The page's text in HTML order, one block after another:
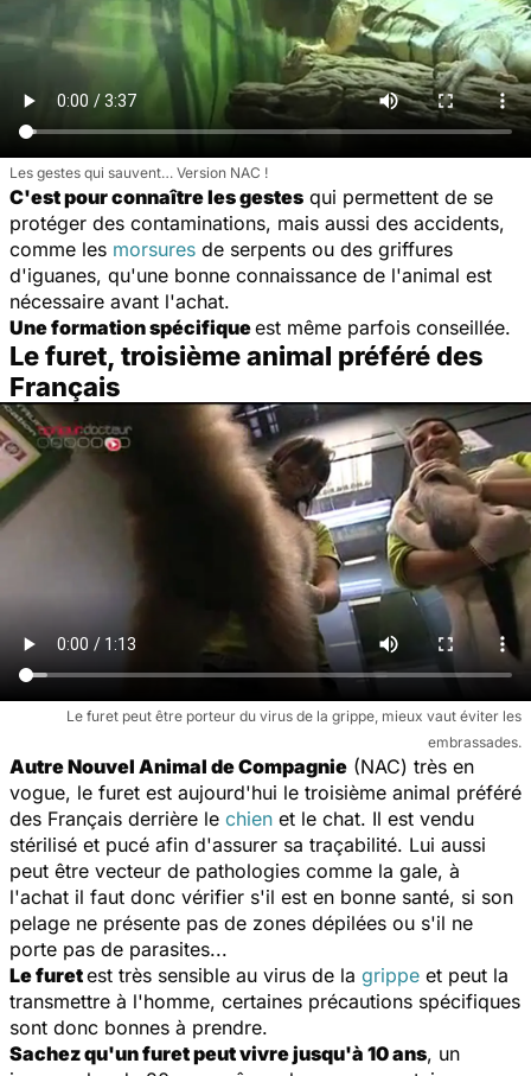
Les gestes qui sauvent… Version NAC !
C'est pour connaître les gestes qui permettent de se
protéger des contaminations, mais aussi des accidents,
comme les morsures de serpents ou des griffures
d'iguanes, qu'une bonne connaissance de l'animal est
nécessaire avant l'achat.
Une formation spécifiqueest même parfois conseillée.
Le furet, troisième animal préféré des
Français
Le furet peut être porteur du virus de la grippe, mieux vaut éviter les
embrassades.
Autre Nouvel Animal de Compagnie (NAC) très en
vogue, le furet est aujourd'hui le troisième animal préféré
des Français derrière le chien et le chat. Il est vendu
stérilisé et pucé afin d'assurer sa traçabilité. Lui aussi
peut être vecteur de pathologies comme la gale, à
l'achat il faut donc vérifier s'il est en bonne santé, si son
pelage ne présente pas de zones dépilées ou s'il ne
porte pas de parasites...
Le furetest très sensible au virus de la grippe et peut la
transmettre à l'homme, certaines précautions spécifiques
sont donc bonnes à prendre.
Sachez qu'un furet peut vivre jusqu'à 10 ans, un